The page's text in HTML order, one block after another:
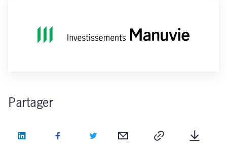
Partager
LinkedIn Facebook Twitter Courriel